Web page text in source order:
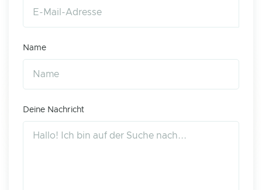
Name
Deine Nachricht